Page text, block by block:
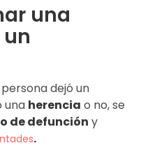
una
dejó un
una herencia o no, se
de defunción y
.